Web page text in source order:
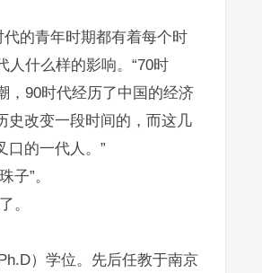
的青年时期都有着每个时
人什么样的影响。“70时
，90时代经历了中国的经济
史改变一段时间的，而这几
口的一代人。”
子”。
。
）学位。先后任教于南京